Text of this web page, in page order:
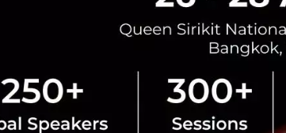
COVID-19 หายไปได้เร็วขึ้น และคนก็จะสามารถ
จะป้องกันตัวเองตลอดเวลา เพื่อความปลอดภัยขอ
สำหรับใครที่พลาด LIVE สามารถรับชมวีดีโอฉบั